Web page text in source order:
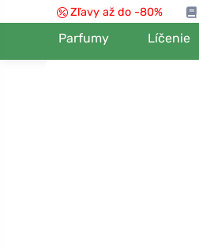
Zľavy až do -80%
Parfumy Líčenie